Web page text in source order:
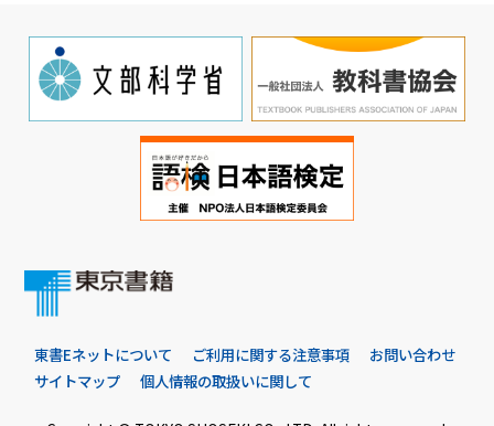
東書Eネットについて ご利用に関する注意事項
お問い合わせ
サイトマップ
個人情報の取扱いに関して